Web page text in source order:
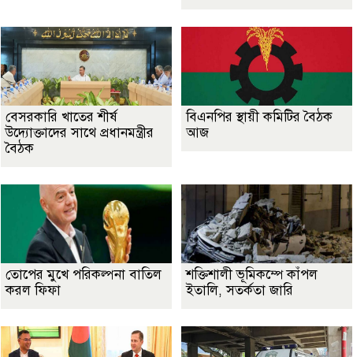
বেসরকারি খাতের শীর্ষ
উদ্যোক্তাদের সাথে প্রধানমন্ত্রীর
বৈঠক
বিএনপির স্থায়ী কমিটির বৈঠক
আজ
তোপের মুখে পরিকল্পনা বাতিল
করল ফিফা
শক্তিশালী ভূমিকম্পে কাঁপল
ইতালি, সতর্কতা জারি